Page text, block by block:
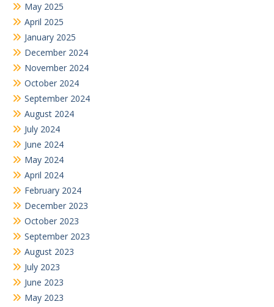
May 2025
April 2025
January 2025
December 2024
November 2024
October 2024
September 2024
August 2024
July 2024
June 2024
May 2024
April 2024
February 2024
December 2023
October 2023
September 2023
August 2023
July 2023
June 2023
May 2023